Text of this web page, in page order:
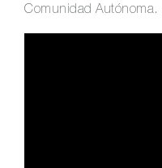
Comunidad Autónoma.